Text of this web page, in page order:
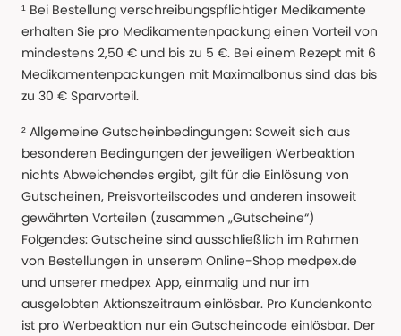
¹ Bei Bestellung verschreibungspflichtiger Medikamente
erhalten Sie pro Medikamentenpackung einen Vorteil von
mindestens 2,50 € und bis zu 5 €. Bei einem Rezept mit 6
Medikamentenpackungen mit Maximalbonus sind das bis
zu 30 € Sparvorteil.
² Allgemeine Gutscheinbedingungen: Soweit sich aus
besonderen Bedingungen der jeweiligen Werbeaktion
nichts Abweichendes ergibt, gilt für die Einlösung von
Gutscheinen, Preisvorteilscodes und anderen insoweit
gewährten Vorteilen (zusammen „Gutscheine“)
Folgendes: Gutscheine sind ausschließlich im Rahmen
von Bestellungen in unserem Online-Shop medpex.de
und unserer medpex App, einmalig und nur im
ausgelobten Aktionszeitraum einlösbar. Pro Kundenkonto
ist pro Werbeaktion nur ein Gutscheincode einlösbar. Der